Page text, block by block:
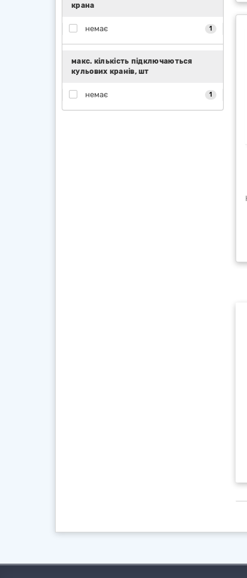
крана
немає 1
макс. кількість підключаються
кульових кранів, шт
немає 1